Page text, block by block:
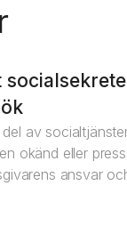
av
okänd eller
ansvar